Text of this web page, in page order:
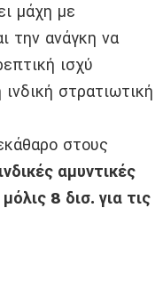
μάχη με
την ανάγκη να
ισχύ
στρατιωτική
στους
αμυντικές
8 δισ. για τις